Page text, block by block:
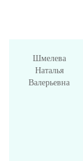
Шмелева
Наталья
Валерьевна